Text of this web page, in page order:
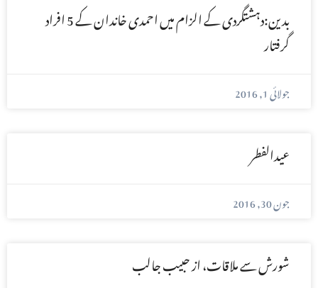
بدین:دہشتگردی کے الزام میں احمدی خاندان کے 5 افراد
گرفتار
جولائی 1, 2016
عیدالفطر
جون 30, 2016
شورش سے ملاقات، از حبیب جالب